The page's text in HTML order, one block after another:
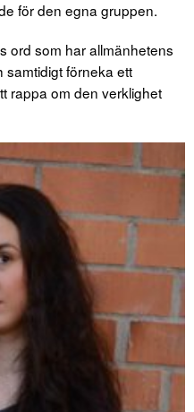
för den egna gruppen.
ord som har allmänhetens
samtidigt förneka ett
rappa om den verklighet